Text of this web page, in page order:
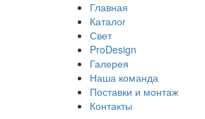
Главная
Каталог
Свет
ProDesign
Галерея
Наша команда
Поставки и монтаж
Контакты